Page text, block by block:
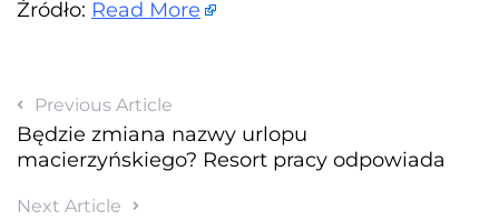
Źródło: Read More
Previous Article
Będzie zmiana nazwy urlopu
macierzyńskiego? Resort pracy odpowiada
Next Article